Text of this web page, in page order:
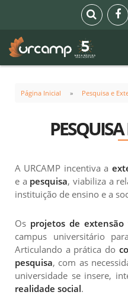
Página Inicial Pesquisa e
A URCAMP incentiva a
e a pesquisa, viabiliza a
instituição de ensino e a
Os projetos de extensão
campus universitário
Articulando a prática do
pesquisa, com as
universidade se insere,
realidade social.